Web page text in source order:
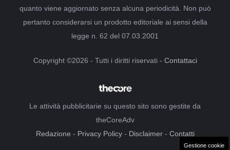
quanto viene aggiornato senza alcuna periodicità. Non può
pertanto considerarsi un prodotto editoriale ai sensi della
legge n. 62 del 07.03.2001
Copyright ©2026 - Tutti i diritti riservati - Contattaci
Le attività pubblicitarie su questo sito sono gestite da
theCoreAdv
Redazione - Privacy Policy- Disclaimer- Contatti
Gestione cookie